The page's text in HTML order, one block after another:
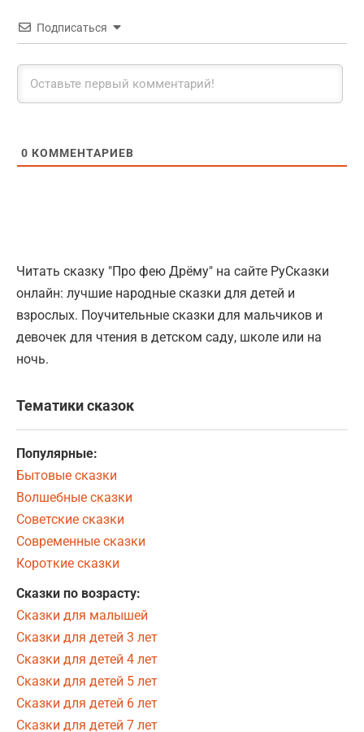
Подписаться
0 КОММЕНТАРИЕВ
Читать сказку "Про фею Дрёму" на сайте РуСказки
онлайн: лучшие народные сказки для детей и
взрослых. Поучительные сказки для мальчиков и
девочек для чтения в детском саду, школе или на
ночь.
Тематики сказок
Популярные:
Бытовые сказки
Волшебные сказки
Советские сказки
Современные сказки
Короткие сказки
Сказки по возрасту:
Сказки для малышей
Сказки для детей 3 лет
Сказки для детей 4 лет
Сказки для детей 5 лет
Сказки для детей 6 лет
Сказки для детей 7 лет